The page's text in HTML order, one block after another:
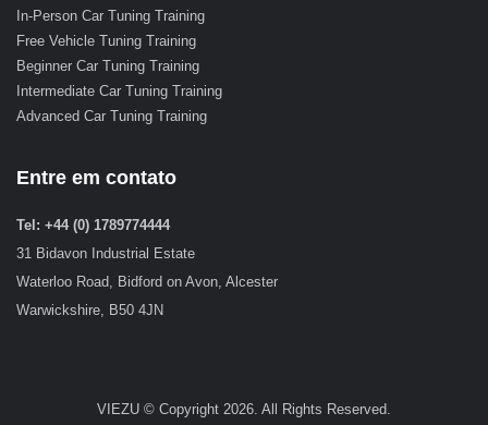
In-Person Car Tuning Training
Free Vehicle Tuning Training
Beginner Car Tuning Training
Intermediate Car Tuning Training
Advanced Car Tuning Training
Entre em contato
Tel: +44 (0) 1789774444
31 Bidavon Industrial Estate
Waterloo Road, Bidford on Avon, Alcester
Warwickshire, B50 4JN
VIEZU © Copyright 2026. All Rights Reserved.